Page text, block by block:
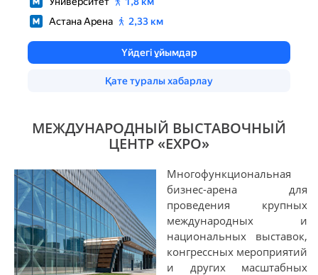
МЕЖДУНАРОДНЫЙ ВЫСТАВОЧНЫЙ
ЦЕНТР «EXPO»
Многофункциональная
бизнес-арена для
проведения крупных
международных и
национальных выставок,
конгрессных мероприятий
и других масштабных